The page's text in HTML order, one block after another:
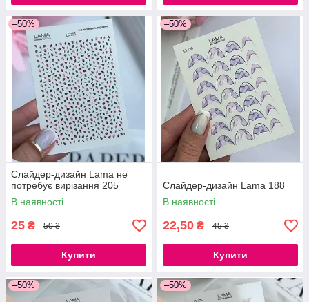
–50%
Слайдер-дизайн Lama не
потребує вирізання 205
В наявності
25 ₴ 50 ₴
Купити
–50%
Слайдер-дизайн Lama 188
В наявності
22,50 ₴ 45 ₴
Купити
–50% –50%